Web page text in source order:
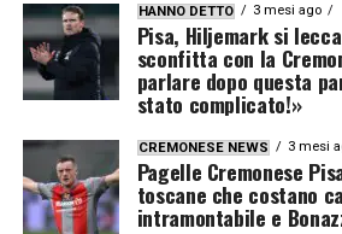
HANNO DETTO 3 mesi ago
Pisa, Hiljemark si
sconfitta con la
parlare dopo questa
stato complicato!»
CREMONESE NEWS 3 mesi
Pagelle Cremonese
toscane che costano
intramontabile e